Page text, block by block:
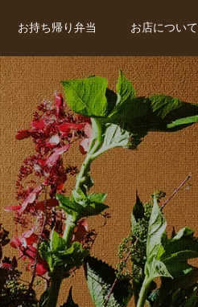
お持ち帰り弁当 お店について